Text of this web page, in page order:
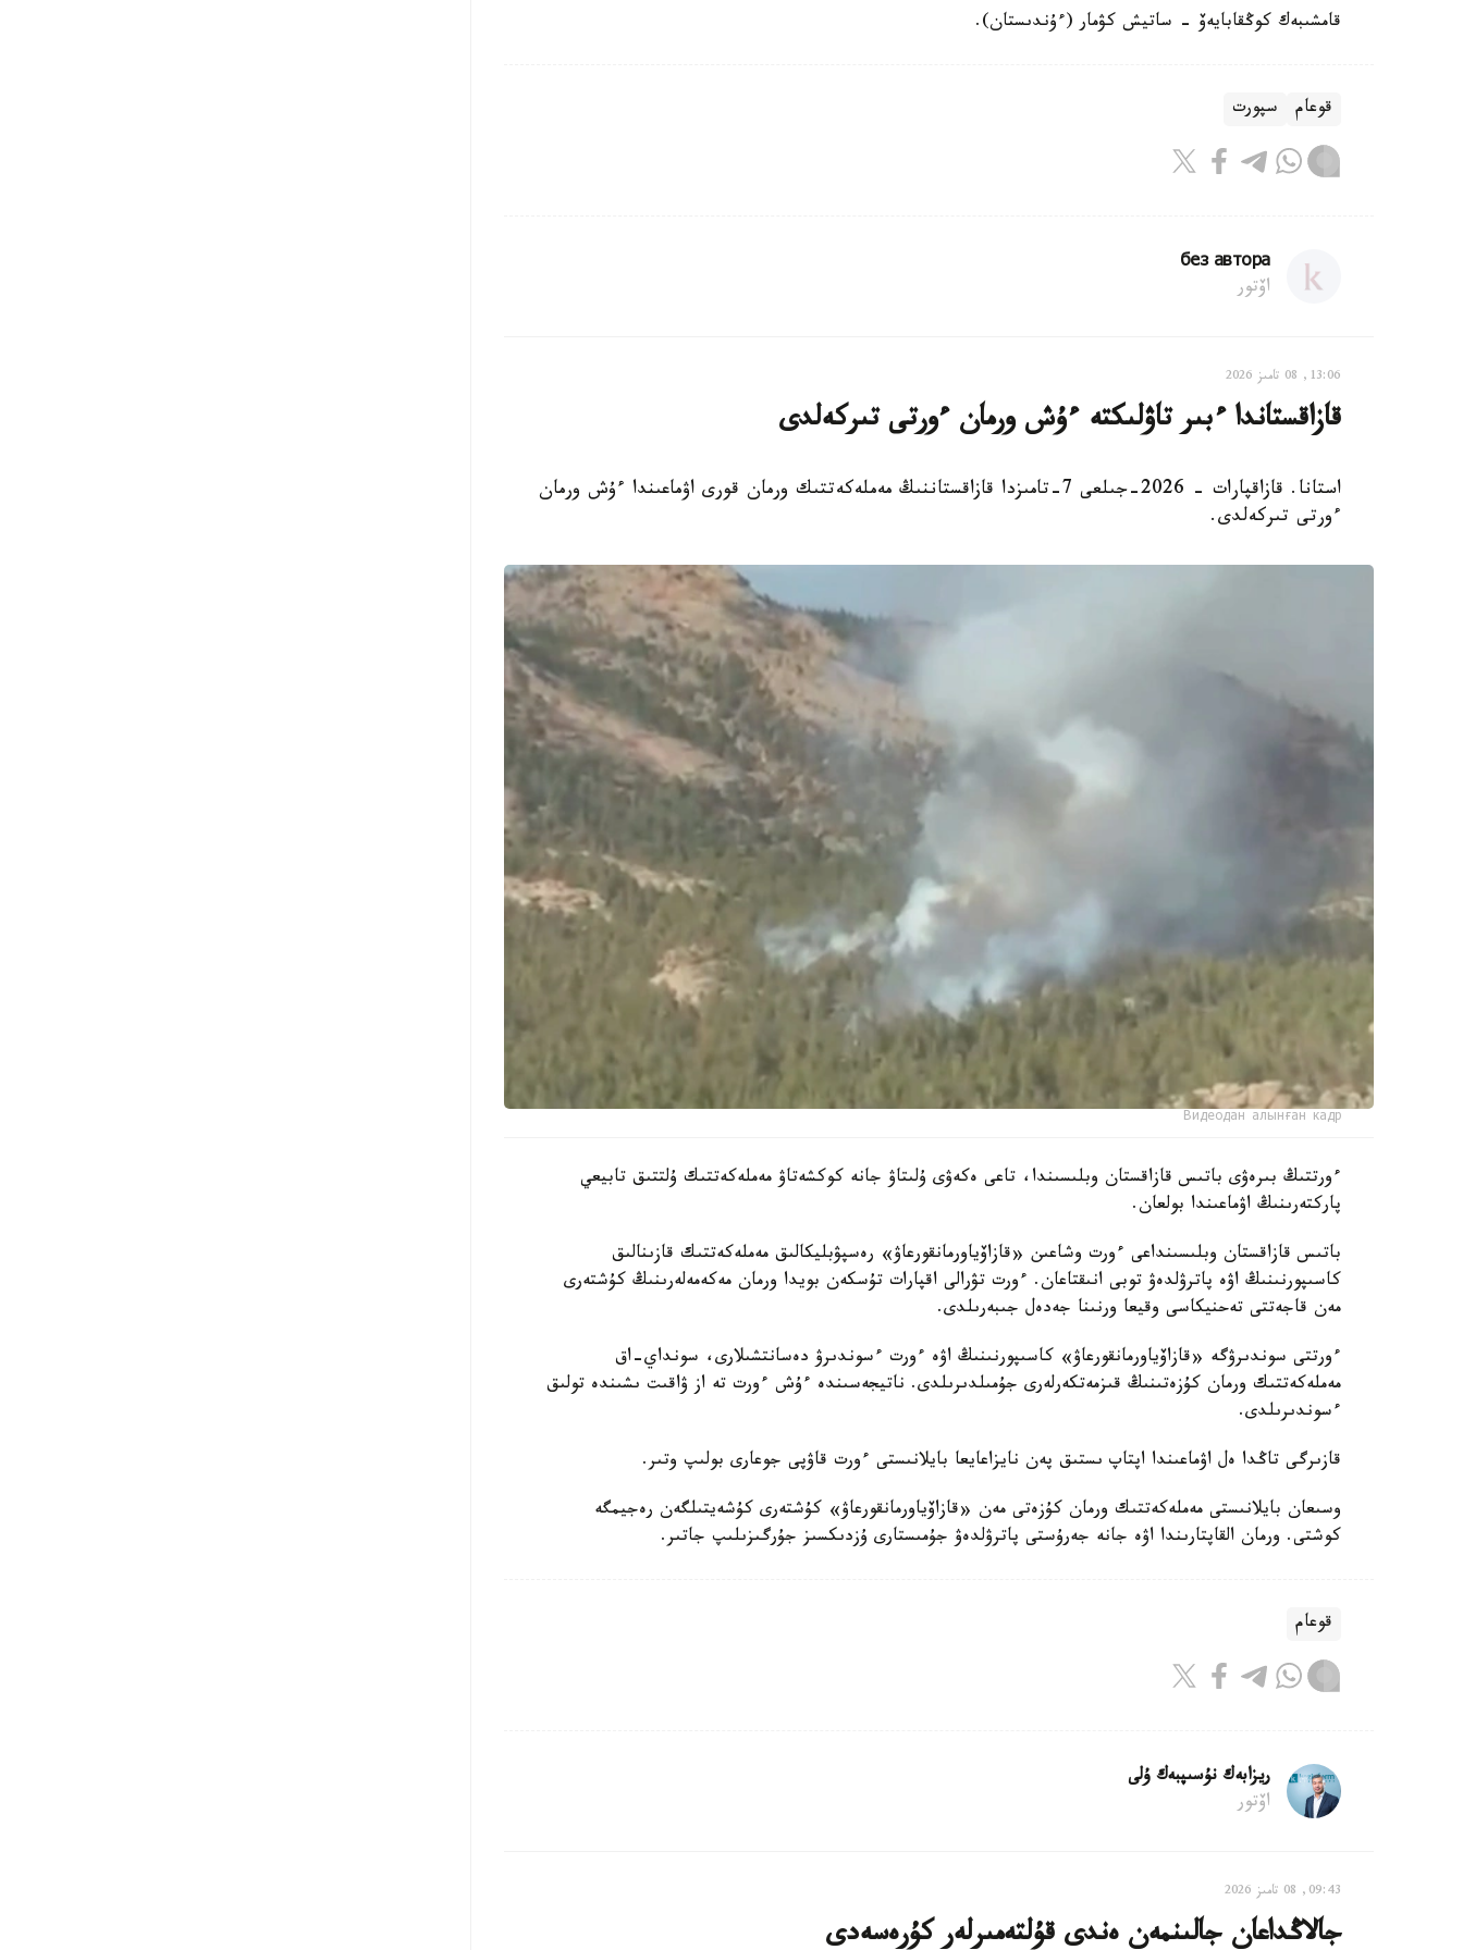
قامشىبەك كوڭقابايەۆ - ساتيش كۋمار (ءۇندىستان).
قوعام سپورت
без автора
اۆتور
13:06, 08 تامىز 2026
قازاقستاندا ءبىر تاۋلىكتە ءۇش ورمان ءورتى تىركەلدى
استانا. قازاقپارات - 2026-جىلعى 7-تامىزدا قازاقستاننىڭ مەملەكەتتىك ورمان قورى اۋماعىندا ءۇش ورمان
ءورتى تىركەلدى.
Видеодан алынған кадр
ءورتتىڭ بىرەۋى باتىس قازاقستان وبلىسىندا، تاعى ەكەۋى ۇلىتاۋ جانە كوكشەتاۋ مەملەكەتتىك ۇلتتىق تابيعي
پاركتەرىنىڭ اۋماعىندا بولعان.
باتىس قازاقستان وبلىسىنداعى ءورت وشاعىن «قازاۆياورمانقورعاۋ» رەسپۋبليكالىق مەملەكەتتىك قازىنالىق
كاسىپورنىنىڭ اۋە پاترۋلدەۋ توبى انىقتاعان. ءورت تۋرالى اقپارات تۇسكەن بويدا ورمان مەكەمەلەرىنىڭ كۇشتەرى
مەن قاجەتتى تەحنيكاسى وقيعا ورنىنا جەدەل جىبەرىلدى.
ءورتتى سوندىرۋگە «قازاۆياورمانقورعاۋ» كاسىپورنىنىڭ اۋە ءورت ءسوندىرۋ دەسانتشىلارى، سونداي-اق
مەملەكەتتىك ورمان كۇزەتىنىڭ قىزمەتكەرلەرى جۇمىلدىرىلدى. ناتيجەسىندە ءۇش ءورت تە از ۋاقىت ىشىندە تولىق
ءسوندىرىلدى.
قازىرگى تاڭدا ەل اۋماعىندا اپتاپ ىستىق پەن نايزاعايعا بايلانىستى ءورت قاۋپى جوعارى بولىپ وتىر.
وسىعان بايلانىستى مەملەكەتتىك ورمان كۇزەتى مەن «قازاۆياورمانقورعاۋ» كۇشتەرى كۇشەيتىلگەن رەجيمگە
كوشتى. ورمان القاپتارىندا اۋە جانە جەرۇستى پاترۋلدەۋ جۇمىستارى ۇزدىكسىز جۇرگىزىلىپ جاتىر.
قوعام
ريزابەك نۇسىپبەك ۇلى
اۆتور
09:43, 08 تامىز 2026
جالاڭداعان جالىنمەن ەندى قۇلتەمىرلەر كۇرەسەدى